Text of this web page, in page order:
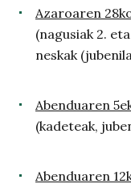
Azaroaren
(nagusiak 2.
neskak
Abenduaren
(kadeteak,
Abenduaren